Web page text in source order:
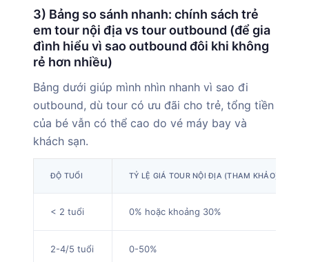
3) Bảng so sánh nhanh: chính sách trẻ
em tour nội địa vs tour outbound (để gia
đình hiểu vì sao outbound đôi khi không
rẻ hơn nhiều)
Bảng dưới giúp mình nhìn nhanh vì sao đi
outbound, dù tour có ưu đãi cho trẻ, tổng tiền
của bé vẫn có thể cao do vé máy bay và
khách sạn.
ĐỘ TUỔI TỶ LỆ GIÁ TOUR NỘI ĐỊA (THAM KHẢO)
< 2 tuổi 0% hoặc khoảng 30%
2-4/5 tuổi 0-50%